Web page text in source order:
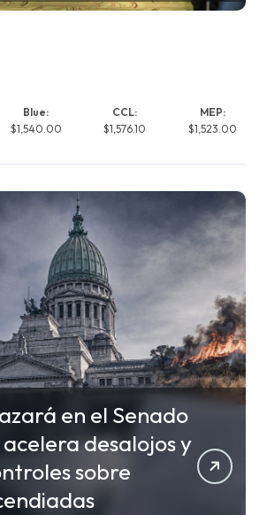
Blue:
$1,540.00
CCL:
$1,576.10
MEP:
$1,523.00
en el Senado
desalojos y
sobre